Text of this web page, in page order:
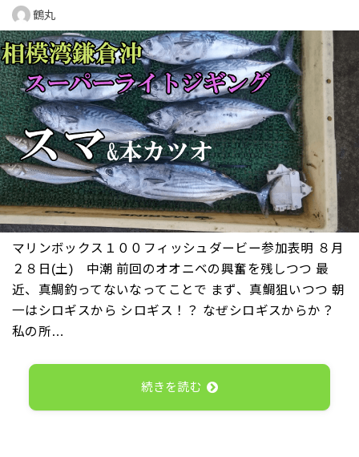
鶴丸
マリンボックス１００フィッシュダービー参加表明 ８月
２８日(土) 中潮 前回のオオニベの興奮を残しつつ 最
近、真鯛釣ってないなってことで まず、真鯛狙いつつ 朝
一はシロギスから シロギス！？ なぜシロギスからか？
私の所…
続きを読む